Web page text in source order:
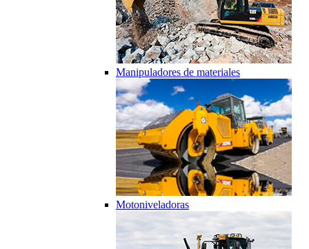
Manipuladores de materiales
Motoniveladoras